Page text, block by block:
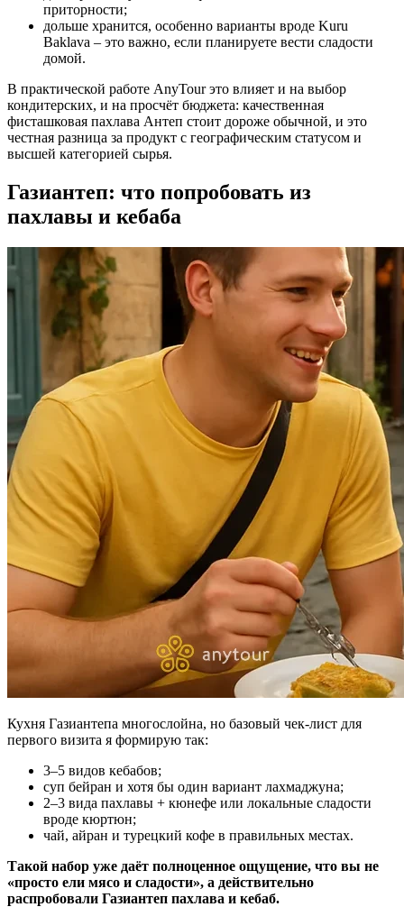
приторности;
дольше хранится, особенно варианты вроде Kuru
Baklava – это важно, если планируете вести сладости
домой.
В практической работе AnyTour это влияет и на выбор
кондитерских, и на просчёт бюджета: качественная
фисташковая пахлава Антеп стоит дороже обычной, и это
честная разница за продукт с географическим статусом и
высшей категорией сырья.
Газиантеп: что попробовать из
пахлавы и кебаба
Кухня Газиантепа многослойна, но базовый чек‑лист для
первого визита я формирую так:
3–5 видов кебабов;
суп бейран и хотя бы один вариант лахмаджуна;
2–3 вида пахлавы + кюнефе или локальные сладости
вроде кюртюн;
чай, айран и турецкий кофе в правильных местах.
Такой набор уже даёт полноценное ощущение, что вы не
«просто ели мясо и сладости», а действительно
распробовали Газиантеп пахлава и кебаб.